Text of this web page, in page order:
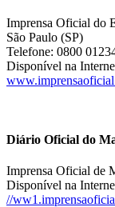
Imprensa Oficial do
São Paulo (SP)
Telefone: 0800
Disponível na
Diário Oficial do
Imprensa Oficial de
Disponível na
//